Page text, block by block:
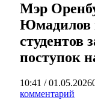
Мэр
Юмадилов
студентов
поступок
10:41 / 01.05.2026
комментарий